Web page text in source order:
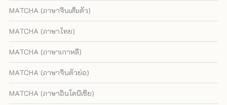
MATCHA (ภาษาจีนเต็มตัว)
MATCHA (ภาษาไทย)
MATCHA (ภาษาเกาหลี)
MATCHA (ภาษาจีนตัวย่อ)
MATCHA (ภาษาอินโดนีเซีย)